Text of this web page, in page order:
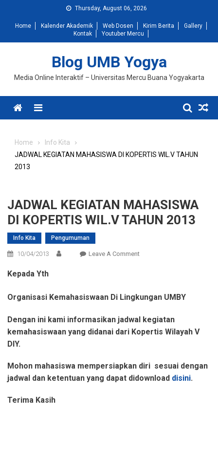
content
Thursday, August 06, 2026
Home Kalender Akademik Web Dosen Kirim Berita
Gallery
Kontak
Youtuber Mercu
Blog UMB Yogya
Media Online Interaktif – Universitas Mercu Buana Yogyakarta
Menu
Home
Info Kita
JADWAL KEGIATAN MAHASISWA DI KOPERTIS WIL.V TAHUN
2013
JADWAL KEGIATAN MAHASISWA
DI KOPERTIS WIL.V TAHUN 2013
Info Kita Pengumuman
10/04/2013 Leave A CommentOn
DI
WIL.V
TAHUN
Kepada Yth
Organisasi Kemahasiswaan Di Lingkungan UMBY
Dengan ini kami informasikan jadwal kegiatan
kemahasiswaan yang didanai dari Kopertis Wilayah V
DIY.
Mohon mahasiswa mempersiapkan diri sesuai dengan
jadwal dan ketentuan yang dapat didownload disini.
Terima Kasih